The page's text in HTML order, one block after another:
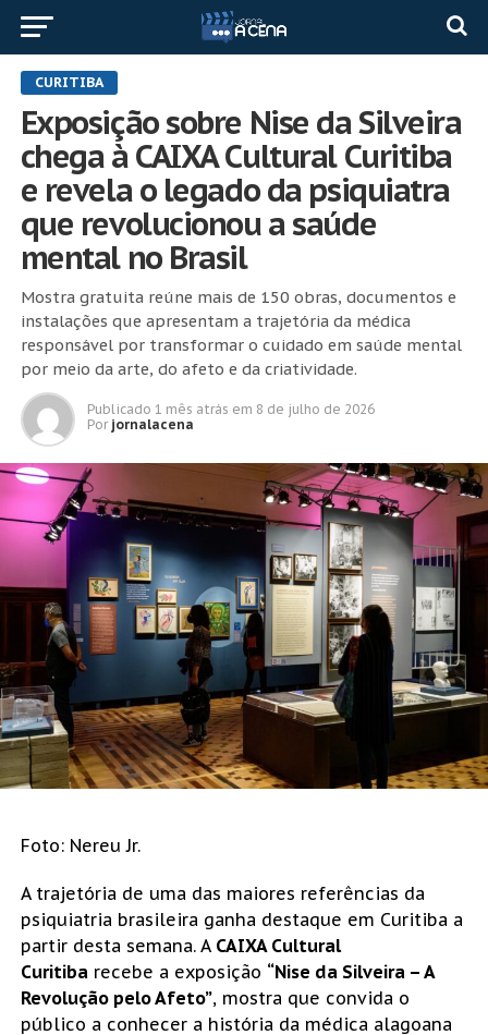
CURITIBA
Exposição sobre Nise da Silveira
chega à CAIXA Cultural Curitiba
e revela o legado da psiquiatra
que revolucionou a saúde
mental no Brasil
Mostra gratuita reúne mais de 150 obras, documentos e
instalações que apresentam a trajetória da médica
responsável por transformar o cuidado em saúde mental
por meio da arte, do afeto e da criatividade.
Publicado 1 mês atrás em 8 de julho de 2026
Por jornalacena
Foto: Nereu Jr.
A trajetória de uma das maiores referências da
psiquiatria brasileira ganha destaque em Curitiba a
partir desta semana. A CAIXA Cultural
Curitiba recebe a exposição “Nise da Silveira – A
Revolução pelo Afeto”, mostra que convida o
público a conhecer a história da médica alagoana